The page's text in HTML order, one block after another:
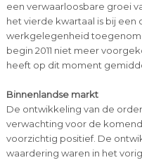
een verwaarloosbare groei
het vierde kwartaal is bij een
werkgelegenheid
begin 2011 niet meer
heeft op dit moment
Binnenlandse markt
De ontwikkeling van de
verwachting voor de
voorzichtig positief. De
waardering waren in het